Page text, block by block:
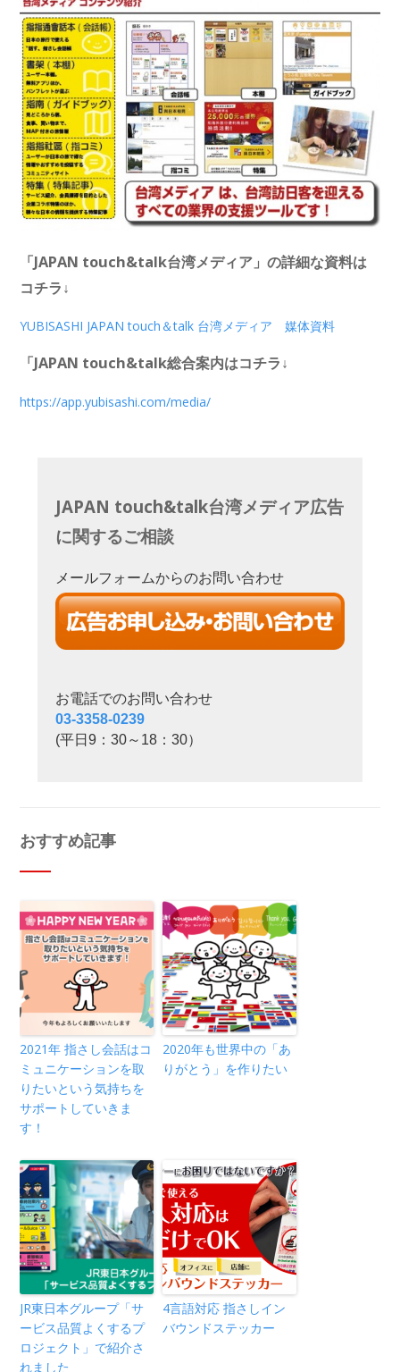
「JAPAN touch&talk台湾メディア」の詳細な資料は
コチラ↓
YUBISASHI JAPAN touch＆talk 台湾メディア 媒体資料
「JAPAN touch&talk総合案内はコチラ↓
https://app.yubisashi.com/media/
JAPAN touch&talk台湾メディア広告
に関するご相談
メールフォームからのお問い合わせ
お電話でのお問い合わせ
03-3358-0239
(平日9：30～18：30）
おすすめ記事
2021年 指さし会話はコ
ミュニケーションを取
りたいという気持ちを
サポートしていきま
す！
2020年も世界中の「あ
りがとう」を作りたい
JR東日本グループ「サ
ービス品質よくするプ
ロジェクト」で紹介さ
れました
4言語対応 指さしイン
バウンドステッカー